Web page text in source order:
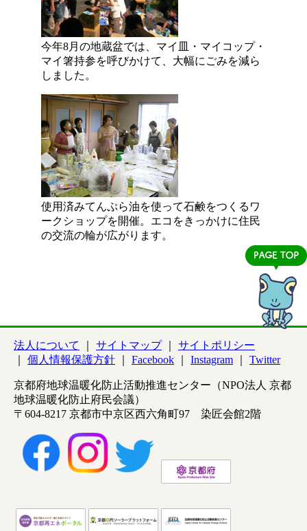
今年8月の地蔵盆では、マイ皿・マイコップ・
マイ箸持参を呼びかけて、大幅にごみを減ら
しました。
使用済みてんぷら油を使って石鹸をつくるワ
ークショップを開催。エコをきっかけに住民
の交流の輪が広がります。
法人について サイトマップ
サイトポリシー
個人情報保護方針
Facebook Instagram Twitter
京都府地球温暖化防止活動推進センター（NPO法人 京都
地球温暖化防止府民会議）
〒604-8217 京都市中京区西六角町97 染匠会館2階